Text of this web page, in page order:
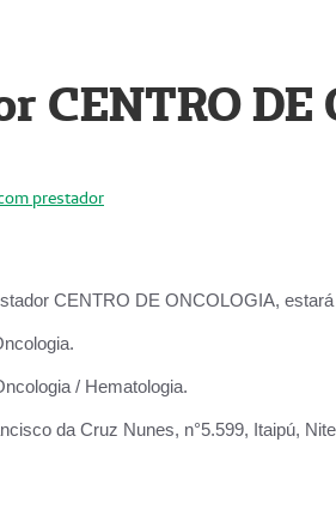
CENTRO DE
prestador
CENTRO DE ONCOLOGIA,
/ Hematologia.
da Cruz Nunes, n°5.599, Itaipú,